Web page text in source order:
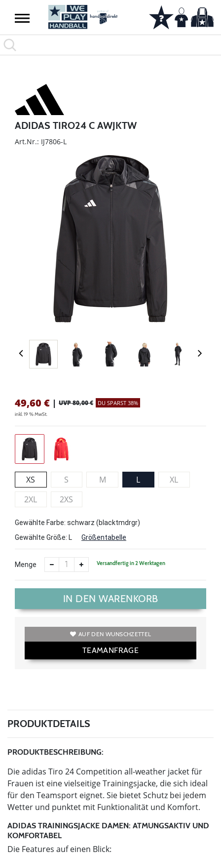
ADIDAS TIRO24 C AWJKTW
Art.Nr.: IJ7806-L
49,60 € | UVP 80,00 € DU SPARST 38%
inkl. 19 % MwSt.
XS S M L
XL
2XL
2XS
Gewählte Farbe: schwarz (blacktmdrgr)
Gewählte Größe: L Größentabelle
Menge Versandfertig in 2 Werktagen
IN DEN WARENKORB
AUF DEN WUNSCHZETTEL
TEAMANFRAGE
PRODUKTDETAILS
PRODUKTBESCHREIBUNG:
Die adidas Tiro 24 Competition all-weather jacket für
Frauen ist eine vielseitige Trainingsjacke, die sich ideal
für den Teamsport eignet. Sie bietet Schutz bei jedem
Wetter und punktet mit Funktionalität und Komfort.
ADIDAS TRAININGSJACKE DAMEN: ATMUNGSAKTIV UND
KOMFORTABEL
Die Features auf einen Blick: